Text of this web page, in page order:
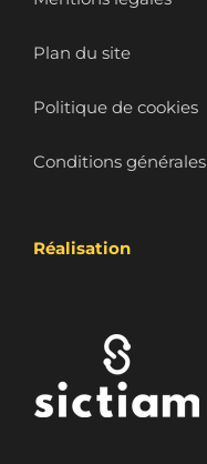
Plan du site
Politique de cookies
Conditions générales
Réalisation